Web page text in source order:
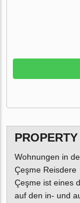
Wohnungen in
Çeşme Reisdere
Çeşme ist eines
auf den in- und